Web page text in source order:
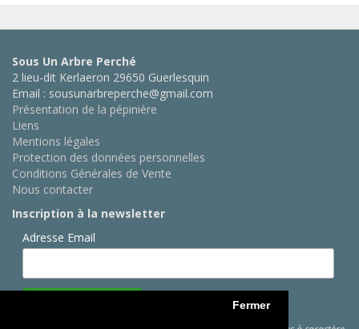
Fermer
Sous Un Arbre Perché
2 lieu-dit Kerlaeron 29650 Guerlesquin
Email : sousunarbreperche@gmail.com
Présentation de la pépinière
Liens
Mentions légales
Protection des données personnelles
Conditions Générales de Vente
Nous contacter
Inscription à la newsletter
Adresse Email